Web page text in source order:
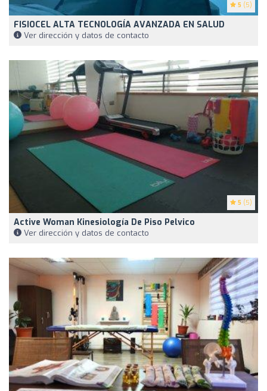
5 (5)
FISIOCEL ALTA TECNOLOGÍA AVANZADA EN SALUD
Ver dirección y datos de contacto
5 (5)
Active Woman Kinesiología De Piso Pelvico
Ver dirección y datos de contacto